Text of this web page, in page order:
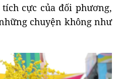
cực của đối phương,
chuyện không như